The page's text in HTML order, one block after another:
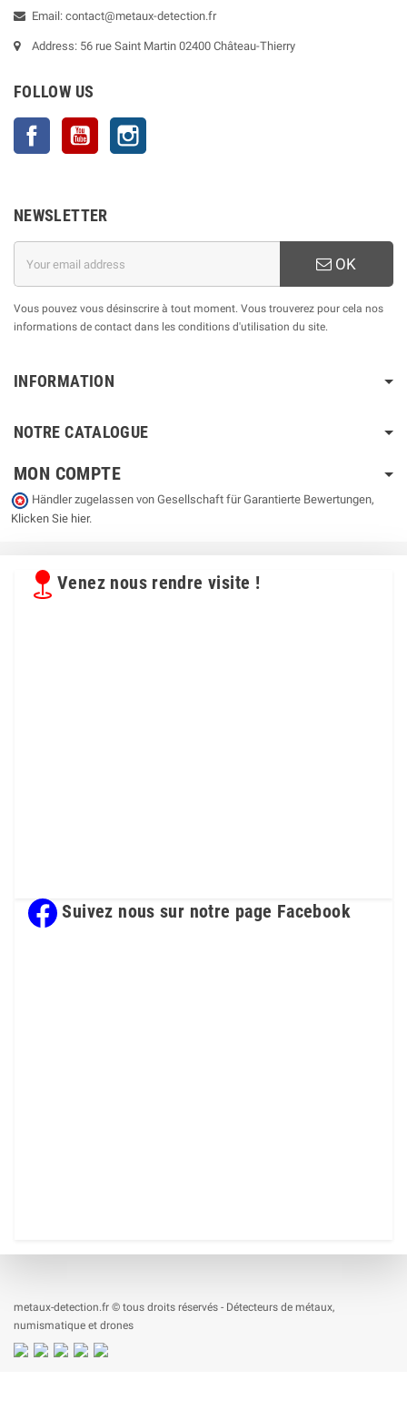
Email: contact@metaux-detection.fr
Address: 56 rue Saint Martin 02400 Château-Thierry
FOLLOW US
Facebook YouTube
NEWSLETTER
OK
Vous pouvez vous désinscrire à tout moment. Vous trouverez pour cela nos
informations de contact dans les conditions d'utilisation du site.
INFORMATION
NOTRE CATALOGUE
MON COMPTE
Händler zugelassen von Gesellschaft für Garantierte Bewertungen,
Klicken Sie hier.
Venez nous rendre visite !
Suivez nous sur notre page Facebook
metaux-detection.fr © tous droits réservés - Détecteurs de métaux,
numismatique et drones